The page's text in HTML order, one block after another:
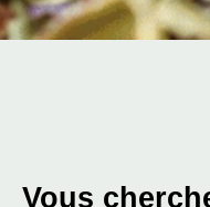
Vous